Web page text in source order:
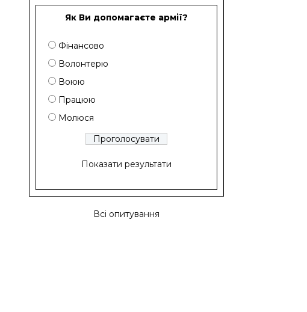
Як Ви допомагаєте армії?
Фінансово
Волонтерю
Воюю
Працюю
Молюся
Показати результати
Всі опитування